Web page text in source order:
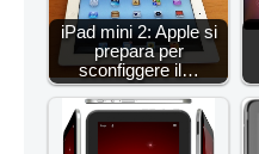
iPad mini 2: Apple si
prepara per
sconfiggere il…